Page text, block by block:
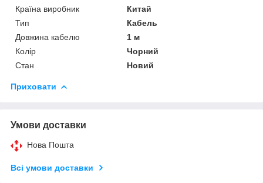
Країна виробник
Китай
Тип
Кабель
Довжина кабелю
1 м
Колір
Чорний
Стан
Новий
Приховати
Умови доставки
Нова Пошта
Всі умови доставки